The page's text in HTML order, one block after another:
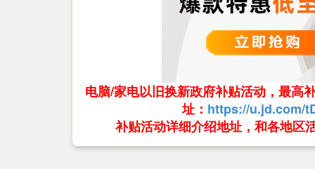
电脑/家电以旧换新政府补贴活动，最高
址： https://u.jd.com/
补贴活动详细介绍地址，和各地区